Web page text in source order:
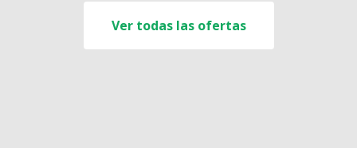
Ver todas las ofertas